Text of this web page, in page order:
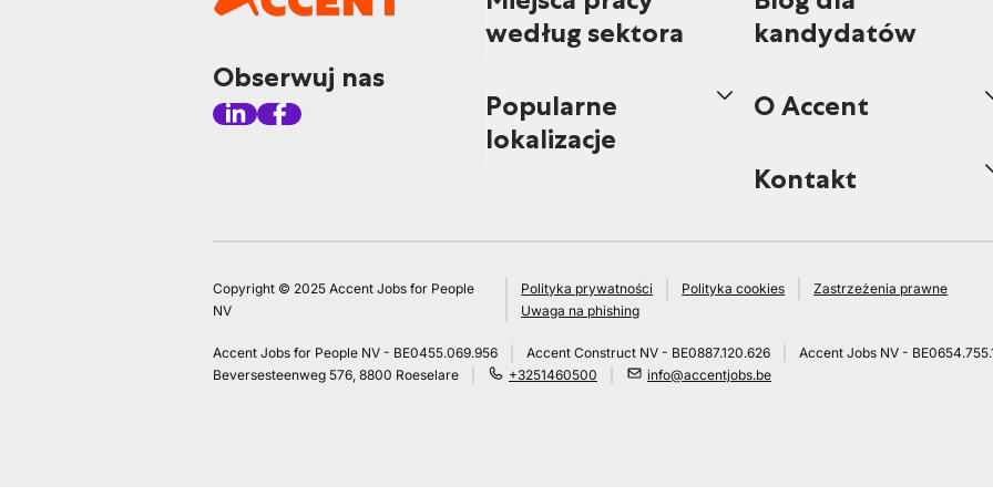
Obserwuj nas
według sektora
Popularne
lokalizacje
kandydatów
O Accent
Kontakt
Copyright © 2025 Accent Jobs for People
NV
Polityka prywatności Polityka cookies
Zastrzeżenia prawne
Uwaga na phishing
Accent Jobs for People NV - BE0455.069.956 Accent Construct NV - BE0887.120.626
Accent Jobs NV -
Beversesteenweg 576, 8800 Roeselare
+3251460500 info@accentjobs.be